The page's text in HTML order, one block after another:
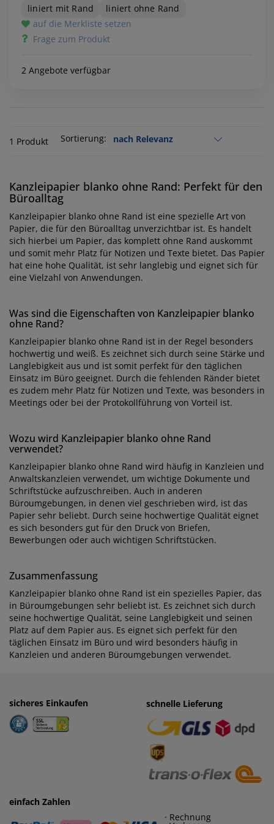
liniert mit Rand
liniert ohne Rand
auf die Merkliste setzen
Frage zum Produkt
2 Angebote verfügbar
1 Produkt Sortierung:
Kanzleipapier blanko ohne Rand: Perfekt für den
Büroalltag
Kanzleipapier blanko ohne Rand ist eine spezielle Art von
Papier, die für den Büroalltag unverzichtbar ist. Es handelt
sich hierbei um Papier, das komplett ohne Rand auskommt
und somit mehr Platz für Notizen und Texte bietet. Das Papier
hat eine hohe Qualität, ist sehr langlebig und eignet sich für
eine Vielzahl von Anwendungen.
Was sind die Eigenschaften von Kanzleipapier blanko
ohne Rand?
Kanzleipapier blanko ohne Rand ist in der Regel besonders
hochwertig und weiß. Es zeichnet sich durch seine Stärke und
Langlebigkeit aus und ist somit perfekt für den täglichen
Einsatz im Büro geeignet. Durch die fehlenden Ränder bietet
es zudem mehr Platz für Notizen und Texte, was besonders in
Meetings oder bei der Protokollführung von Vorteil ist.
Wozu wird Kanzleipapier blanko ohne Rand
verwendet?
Kanzleipapier blanko ohne Rand wird häufig in Kanzleien und
Anwaltskanzleien verwendet, um wichtige Dokumente und
Schriftstücke aufzuschreiben. Auch in anderen
Büroumgebungen, in denen viel geschrieben wird, ist das
Papier sehr beliebt. Durch seine hochwertige Qualität eignet
es sich besonders gut für den Druck von Briefen,
Bewerbungen oder auch wichtigen Schriftstücken.
Zusammenfassung
Kanzleipapier blanko ohne Rand ist ein spezielles Papier, das
in Büroumgebungen sehr beliebt ist. Es zeichnet sich durch
seine hochwertige Qualität, seine Langlebigkeit und seinen
Platz auf dem Papier aus. Es eignet sich perfekt für den
täglichen Einsatz im Büro und wird besonders häufig in
Kanzleien und anderen Büroumgebungen verwendet.
sicheres Einkaufen einfaches Zahlen
· Rechnung
· Vorkasse
schnelle Lieferung
einfach Zahlen
· Rechnung